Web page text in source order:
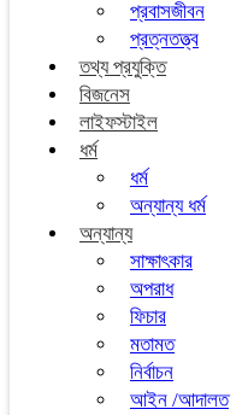
প্রবাসজীবন
প্রত্নতত্ত্ব
তথ্য প্রযুক্তি
বিজনেস
লাইফস্টাইল
ধর্ম
ধর্ম
অন্যান্য ধর্ম
অন্যান্য
সাক্ষাৎকার
অপরাধ
ফিচার
মতামত
নির্বাচন
আইন /আদালত